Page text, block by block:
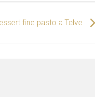
fine pasto a Telve